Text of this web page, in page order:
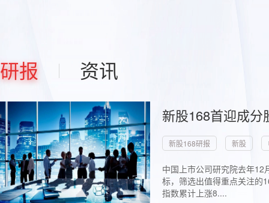
研报 资讯
新股168首迎成
新股168研报 新股
中国上市公司研究院去年
标，筛选出值得重点关注的
指数累计上涨8....